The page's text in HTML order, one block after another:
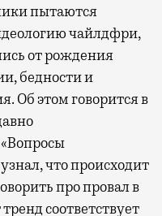
чайлдфри,
от рождения
бедности и
Об этом говорится в
что происходит
про провал в
соответствует